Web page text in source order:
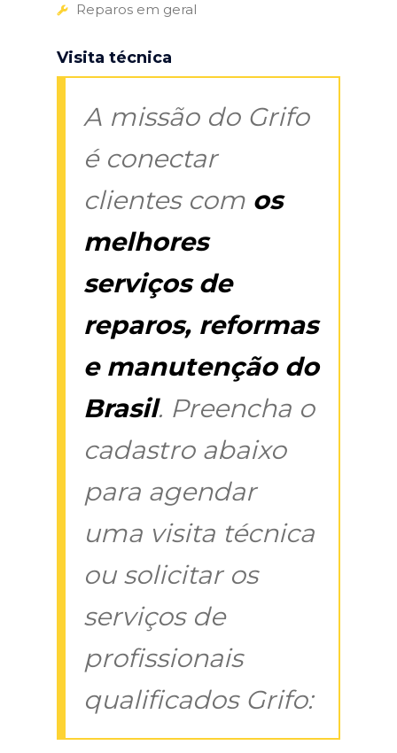
Reparos em geral
Visita técnica
A missão do Grifo
é conectar
clientes com os
melhores
serviços de
reparos, reformas
e manutenção do
Brasil. Preencha o
cadastro abaixo
para agendar
uma visita técnica
ou solicitar os
serviços de
profissionais
qualificados Grifo: